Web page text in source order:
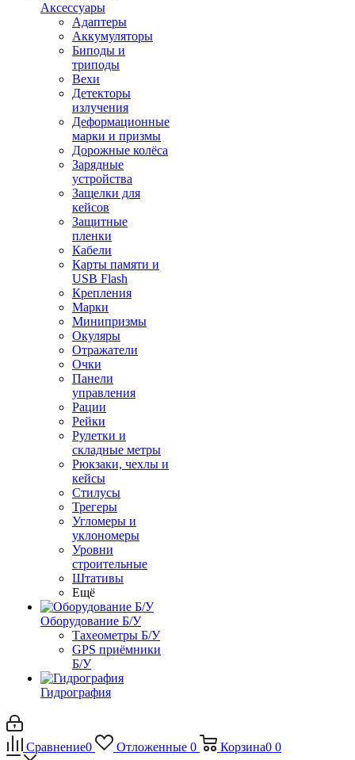
Аксессуары
Адаптеры
Аккумуляторы
Биподы и
триподы
Вехи
Детекторы
излучения
Деформационные
марки и призмы
Дорожные колёса
Зарядные
устройства
Защелки для
кейсов
Защитные
пленки
Кабели
Карты памяти и
USB Flash
Крепления
Марки
Минипризмы
Окуляры
Отражатели
Очки
Панели
управления
Рации
Рейки
Рулетки и
складные метры
Рюкзаки, чехлы и
кейсы
Стилусы
Трегеры
Угломеры и
уклономеры
Уровни
строительные
Штативы
Ещё
Оборудование Б/У
Тахеометры Б/У
GPS приёмники
Б/У
Гидрография
Сравнение0 Отложенные 0 Корзина0 0